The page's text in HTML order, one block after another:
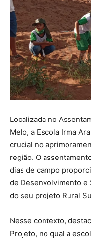
Localizada no
Melo, a Escola Irma
crucial no
região. O
dias de campo
de Desenvolvimento e
do seu projeto Rural
Nesse contexto,
Projeto, no qual a